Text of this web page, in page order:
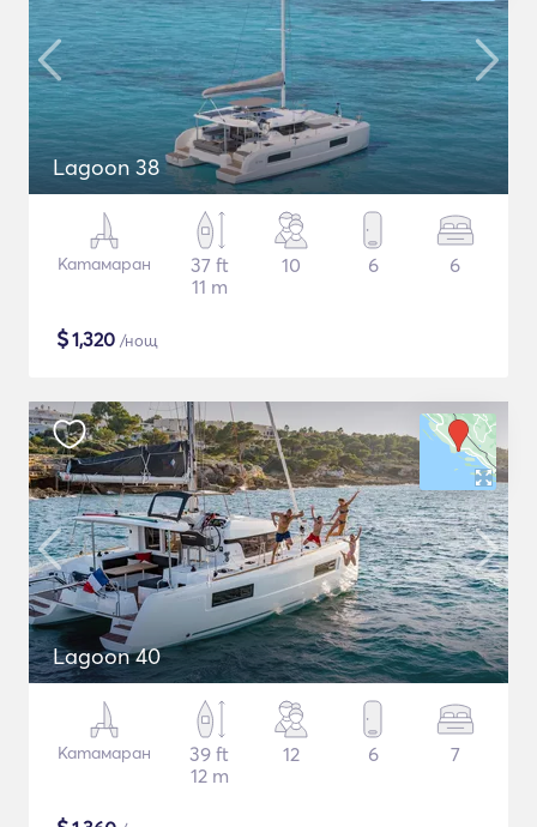
Lagoon 38
Катамаран
37 ft
11 m
10 6 6
$1,320 /нощ
Lagoon 40
Катамаран
39 ft
12 m
12 6 7